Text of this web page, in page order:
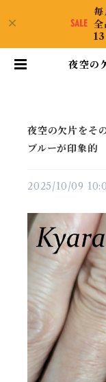
毎
全
夜空の
夜空の欠片をそ
ブルーが印象的
2025/10/09